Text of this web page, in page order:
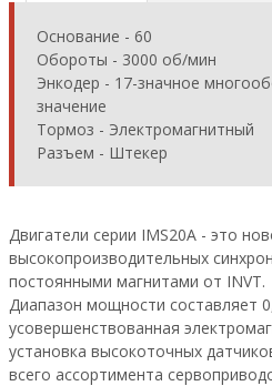
Основание - 60
Обороты - 3000 об/мин
Энкодер - 17-значное
значение
Тормоз - Электромагнитный
Разъем - Штекер
Двигатели серии IMS20A - это
высокопроизводительных
постоянными магнитами от INVT.
Диапазон мощности составляет
усовершенствованная
установка высокоточных
всего ассортимента